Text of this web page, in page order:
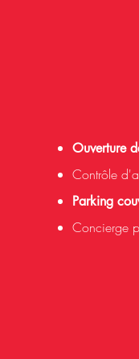
Ouverture
Contrôle
Parking
Concierge